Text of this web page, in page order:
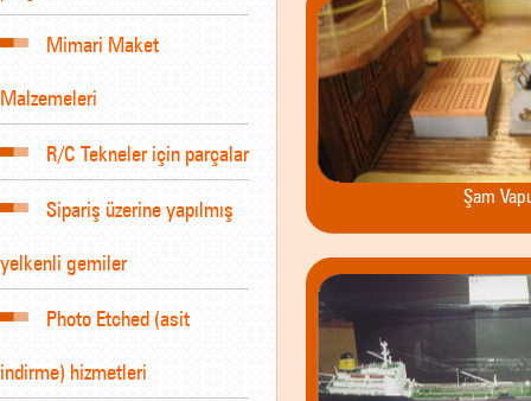
Mimari Maket
Malzemeleri
R/C Tekneler için parçalar
Sipariş üzerine yapılmış
yelkenli gemiler
Photo Etched (asit
indirme) hizmetleri
Şam